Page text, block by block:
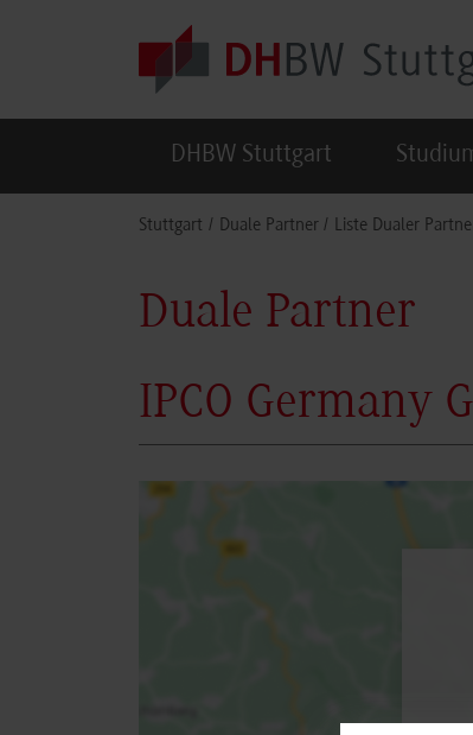
DHBW Stuttgart
Stuttgart Duale Partner Liste Dualer
Duale Partner
IPCO Germany